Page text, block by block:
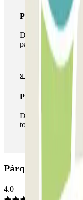
Passi multipàrquing
Durant la teva
pàrquings d'aquest
Passi il·limitat
Durant la teva
totes les vegades
Pàrquing La
4.0